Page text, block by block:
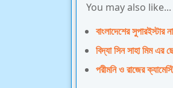
You may also like...
বাংলাদেশের
বিদ্যা সিন সাহা মিম এর
পরীমনি ও রাজের